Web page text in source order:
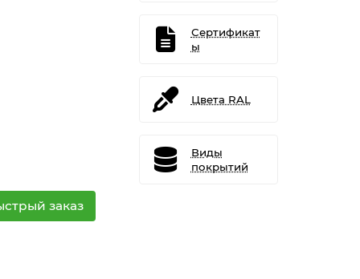
заказ
Сертификат
ы
Цвета RAL
Виды
покрытий